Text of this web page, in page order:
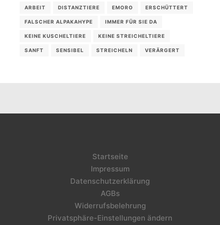
ARBEIT DISTANZTIERE EMORO ERSCHÜTTERT
FALSCHER ALPAKAHYPE IMMER FÜR SIE DA
KEINE KUSCHELTIERE KEINE STREICHELTIERE
SANFT SENSIBEL STREICHELN VERÄRGERT
Startseite
Impressum
Datenschutzerklärung
AGBs
Widerrufsbelehrung
Privatsphäre-Einstellungen ändern